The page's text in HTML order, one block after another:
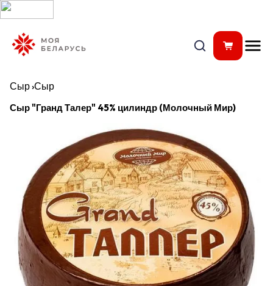
Сыр›Сыр
Сыр "Гранд Талер" 45% цилиндр (Молочный Мир)